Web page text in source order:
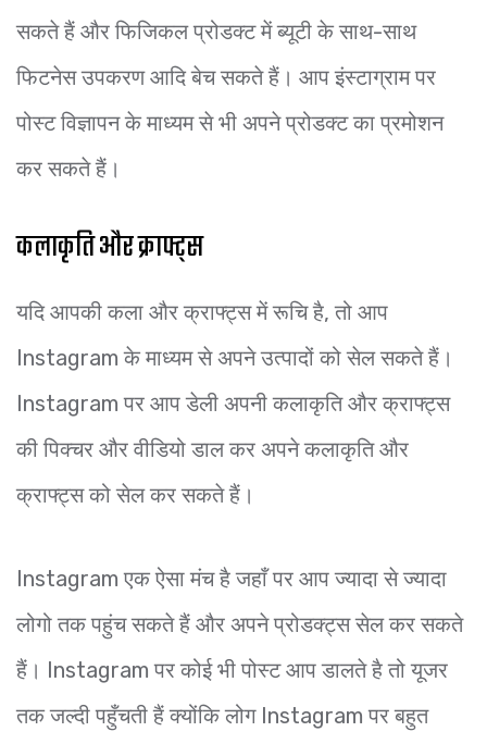
सकते हैं और फिजिकल प्रोडक्ट में ब्यूटी के साथ-साथ
फिटनेस उपकरण आदि बेच सकते हैं। आप इंस्टाग्राम पर
पोस्ट विज्ञापन के माध्यम से भी अपने प्रोडक्ट का प्रमोशन
कर सकते हैं।
कलाकृति और क्राफ्ट्स
यदि आपकी कला और क्राफ्ट्स में रूचि है, तो आप
Instagram के माध्यम से अपने उत्पादों को सेल सकते हैं।
Instagram पर आप डेली अपनी कलाकृति और क्राफ्ट्स
की पिक्चर और वीडियो डाल कर अपने कलाकृति और
क्राफ्ट्स को सेल कर सकते हैं।
Instagram एक ऐसा मंच है जहाँ पर आप ज्यादा से ज्यादा
लोगो तक पहुंच सकते हैं और अपने प्रोडक्ट्स सेल कर सकते
हैं। Instagram पर कोई भी पोस्ट आप डालते है तो यूजर
तक जल्दी पहुँचती हैं क्योंकि लोग Instagram पर बहुत